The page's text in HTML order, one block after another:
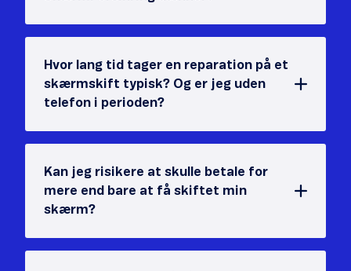
Hvor lang tid tager en reparation på et
skærmskift typisk? Og er jeg uden
telefon i perioden?
Kan jeg risikere at skulle betale for
mere end bare at få skiftet min
skærm?